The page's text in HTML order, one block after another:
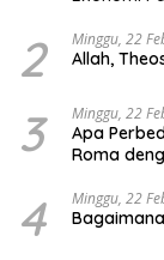
Ekonomi
“Urgensi
Indonesia
2 Minggu, 22
Allah,
3 Minggu, 22
Apa
Roma
4 Minggu, 22